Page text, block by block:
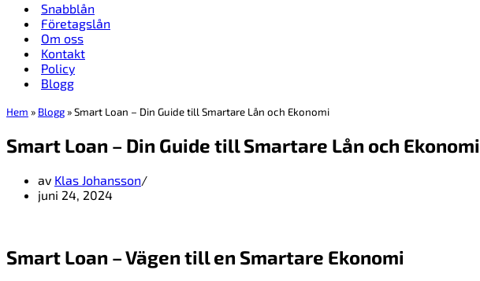
Snabblån
Företagslån
Om oss
Kontakt
Policy
Blogg
Hem » Blogg »Smart Loan – Din Guide till Smartare Lån och Ekonomi
Smart Loan – Din Guide till Smartare Lån och Ekonomi
av Klas Johansson
juni 24, 2024
Smart Loan – Vägen till en Smartare Ekonomi